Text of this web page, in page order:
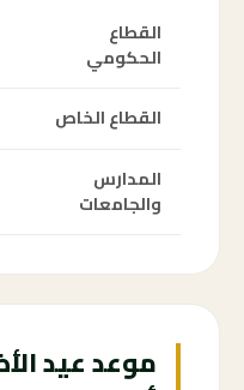
القطاع
الحكومي
القطاع الخاص
المدارس
والجامعات